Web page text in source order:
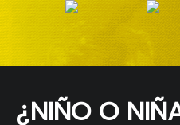
¿NIÑO O